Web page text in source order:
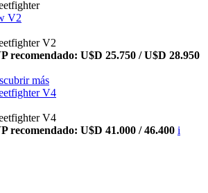
V2
V2
recomendado: U$D 25.750 / U$D 28.950
más
V4
V4
recomendado: U$D 41.000 / 46.400 i